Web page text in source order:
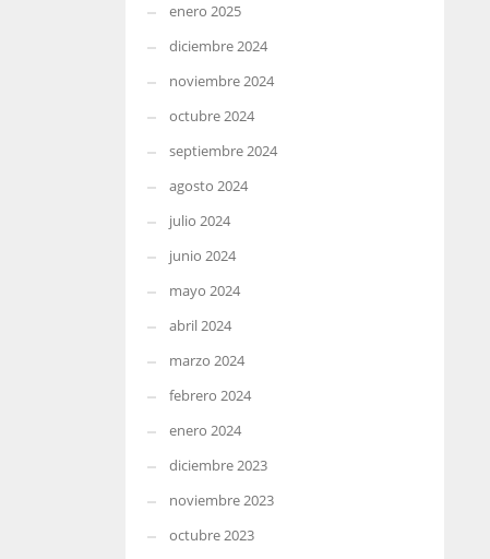
enero 2025
diciembre 2024
noviembre 2024
octubre 2024
septiembre 2024
agosto 2024
julio 2024
junio 2024
mayo 2024
abril 2024
marzo 2024
febrero 2024
enero 2024
diciembre 2023
noviembre 2023
octubre 2023